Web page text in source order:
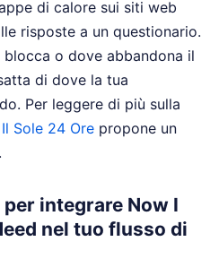
di calore sui siti web
risposte a un questionario.
o dove abbandona il
di dove la tua
Per leggere di più sulla
Il Sole 24 Ore propone un
integrare Now I
nel tuo flusso di